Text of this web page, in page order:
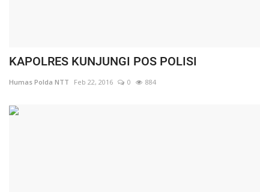
KAPOLRES KUNJUNGI POS POLISI
Humas Polda NTT Feb 22, 2016 0 884